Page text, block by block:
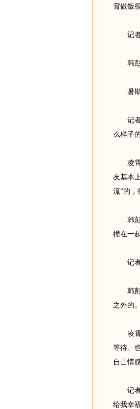
霄做饭
记者
韩彭
暑期
记者
么样子
凌霄
友基本
流”的，
韩彭
撞在一
记者
韩彭
之外的。
凌霄
等待、
自己情
记者
给我幸